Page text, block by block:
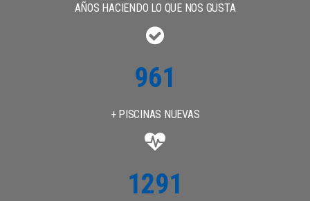
AÑOS HACIENDO LO QUE NOS GUSTA
1100
+ PISCINAS NUEVAS
1500